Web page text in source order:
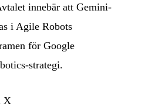
innebär att Gemini-
i Agile Robots
för Google
strategi.
X